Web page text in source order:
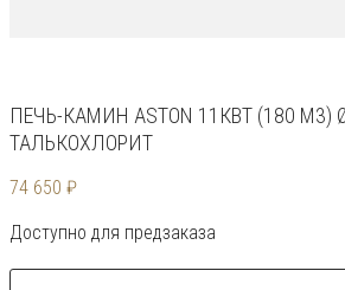
ПЕЧЬ-КАМИН ASTON 11КВТ (180
ТАЛЬКОХЛОРИТ
74 650 ₽
Доступно для предзаказа
Количество